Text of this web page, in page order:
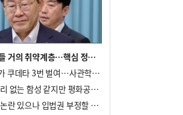
이 대통령 "청년들 거의 취약계층…핵심 정책 재편""
이 대통령 "육사가 쿠데타 3번 벌여…사관학교 통합 신속히 추진"
이 대통령, "메아리 없는 함성 같지만 평화공존책 계속해야"
李 “형소법 개정 논란 있으나 입법권 부정할 만큼은 아냐”(종합)